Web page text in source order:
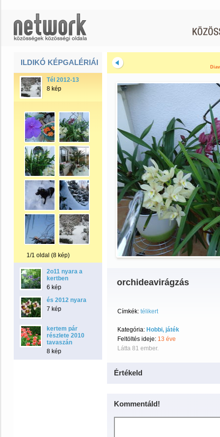
ILDIKÓ KÉPGALÉRIÁI
Tél 2012-13
8 kép
1/1 oldal (8 kép)
2o11 nyara a
kertben
6 kép
és 2012 nyara
7 kép
kertem pár
részlete 2010
tavaszán
8 kép
orchideavirágzás
Címkék: télikert
Kategória: Hobbi, játék
Feltöltés ideje: 13 éve
Látta 81 ember.
Értékeld
Kommentáld!